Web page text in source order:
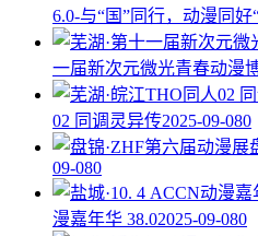
6.0-与“国”同行，动漫同好
一届新次元微光青春动漫
02 同调灵异传2025-09-080
09-080
漫嘉年华 38.02025-09-080